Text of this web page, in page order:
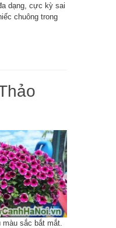
dạng, cực kỳ sai
chuông trong
màu sắc bắt mắt.